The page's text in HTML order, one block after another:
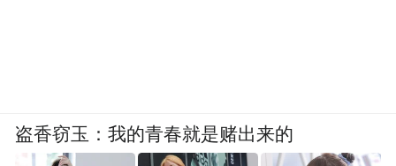
盗香窃玉：我的青春就是赌出来的